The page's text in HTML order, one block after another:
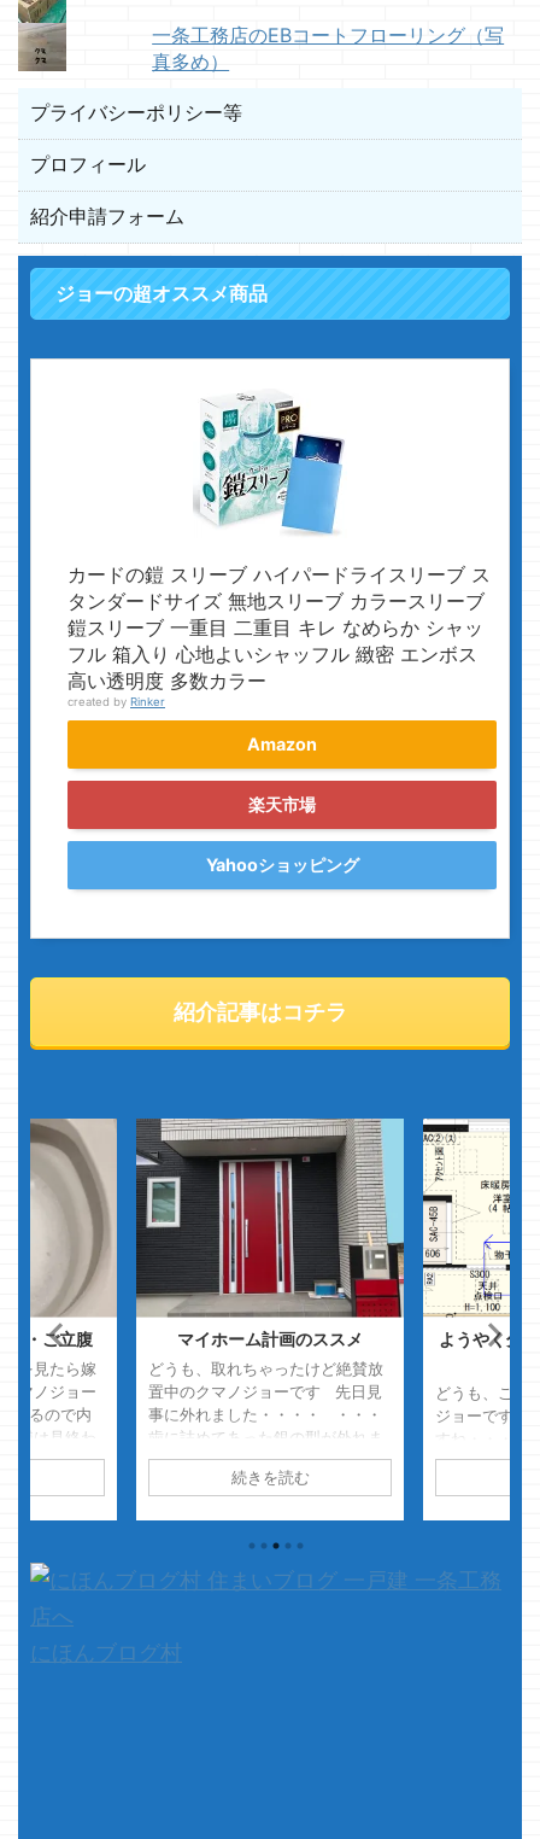
一条工務店のEBコートフローリング（写
真多め）
プライバシーポリシー等
プロフィール
紹介申請フォーム
ジョーの超オススメ商品
カードの鎧 スリーブ ハイパードライスリーブ ス
タンダードサイズ 無地スリーブ カラースリーブ
鎧スリーブ 一重目 二重目 キレ なめらか シャッ
フル 箱入り 心地よいシャッフル 緻密 エンボス
高い透明度 多数カラー
created by Rinker
Amazon
楽天市場
Yahooショッピング
紹介記事はコチラ
・・ご立腹
を見たら嫁
マノジョー
るので内
様は見終わ
た すごく楽
&n ...
マイホーム計画のススメ
どうも、取れちゃったけど絶賛放
置中のクマノジョーです 先日見
事に外れました・・・・ ・・・
歯に詰めてあった銀の型が外れま
した なので、今はスッゲェ穴が開
いてますが治療に行くタイミング
物が外れた原因は お菓子業界の伝
説の外し屋こと Ｔｈｅぷっちょ様
じない、安定のバラシっぷりを発
揮されました・・・ さて、 ...
続きを読む
ようやく分
どうも、こと
ジョーです。
すね・・・・
ね・・・・ 凄
行くと閉店
にほんブログ村